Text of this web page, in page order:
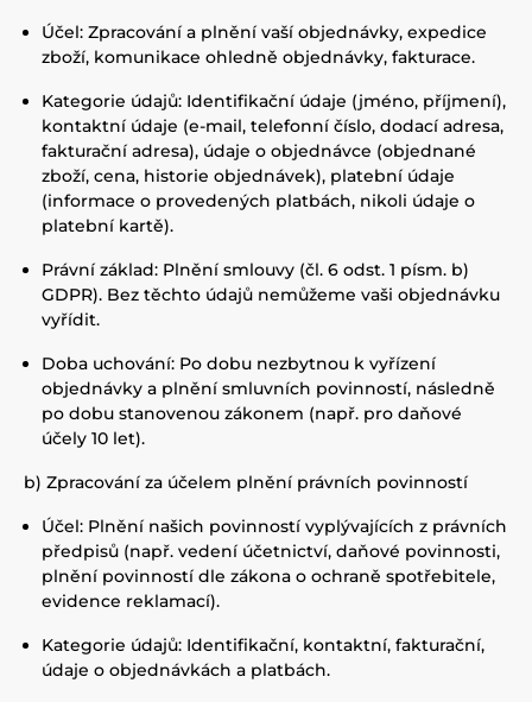
Účel: Zpracování a plnění vaší objednávky, expedice
zboží, komunikace ohledně objednávky, fakturace.
Kategorie údajů: Identifikační údaje (jméno, příjmení),
kontaktní údaje (e-mail, telefonní číslo, dodací adresa,
fakturační adresa), údaje o objednávce (objednané
zboží, cena, historie objednávek), platební údaje
(informace o provedených platbách, nikoli údaje o
platební kartě).
Právní základ: Plnění smlouvy (čl. 6 odst. 1 písm. b)
GDPR). Bez těchto údajů nemůžeme vaši objednávku
vyřídit.
Doba uchování: Po dobu nezbytnou k vyřízení
objednávky a plnění smluvních povinností, následně
po dobu stanovenou zákonem (např. pro daňové
účely 10 let).
b) Zpracování za účelem plnění právních povinností
Účel: Plnění našich povinností vyplývajících z právních
předpisů (např. vedení účetnictví, daňové povinnosti,
plnění povinností dle zákona o ochraně spotřebitele,
evidence reklamací).
Kategorie údajů: Identifikační, kontaktní, fakturační,
údaje o objednávkách a platbách.